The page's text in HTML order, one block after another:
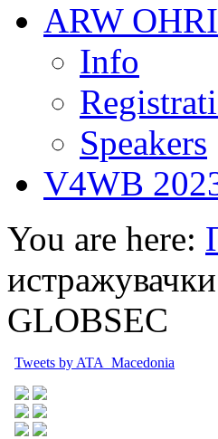
ARW
Info
Speakers
V4WB
You are here:
GLOBSEC
Tweets by ATA_Macedonia